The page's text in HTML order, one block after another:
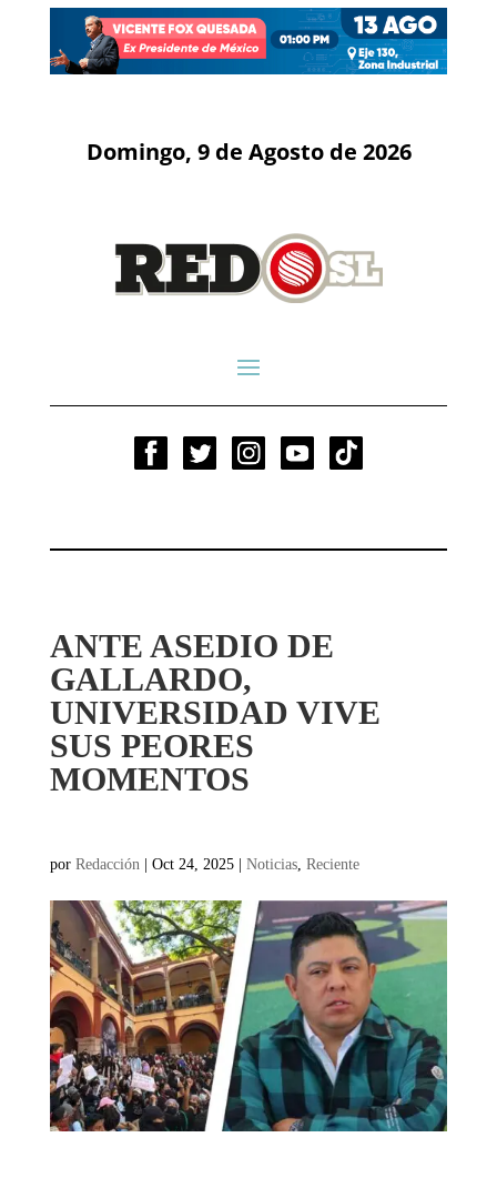
Domingo, 9 de Agosto de 2026
ANTE ASEDIO DE
GALLARDO,
UNIVERSIDAD VIVE
SUS PEORES
MOMENTOS
por Redacción | Oct 24, 2025| Noticias, Reciente